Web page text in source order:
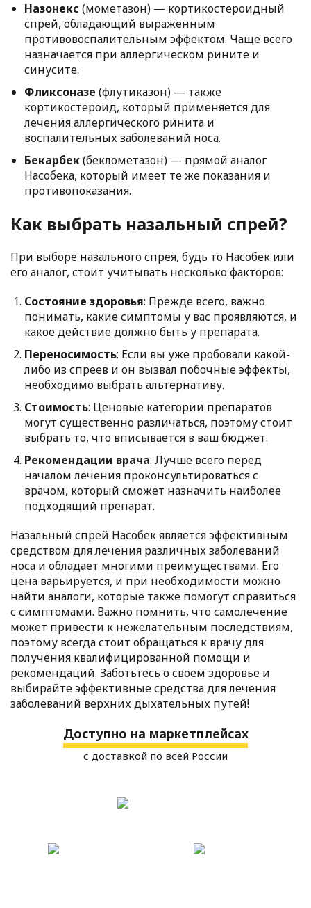
Назонекс(мометазон) — кортикостероидный
спрей, обладающий выраженным
противовоспалительным эффектом. Чаще всего
назначается при аллергическом рините и
синусите.
Фликсоназе (флутиказон) — также
кортикостероид, который применяется для
лечения аллергического ринита и
воспалительных заболеваний носа.
Бекарбек(беклометазон) — прямой аналог
Насобека, который имеет те же показания и
противопоказания.
Как выбрать назальный спрей?
При выборе назального спрея, будь то Насобек или
его аналог, стоит учитывать несколько факторов:
Состояние здоровья: Прежде всего, важно
понимать, какие симптомы у вас проявляются, и
какое действие должно быть у препарата.
Переносимость: Если вы уже пробовали какой-
либо из спреев и он вызвал побочные эффекты,
необходимо выбрать альтернативу.
Стоимость: Ценовые категории препаратов
могут существенно различаться, поэтому стоит
выбрать то, что вписывается в ваш бюджет.
Рекомендации врача: Лучше всего перед
началом лечения проконсультироваться с
врачом, который сможет назначить наиболее
подходящий препарат.
Назальный спрей Насобек является эффективным
средством для лечения различных заболеваний
носа и обладает многими преимуществами. Его
цена варьируется, и при необходимости можно
найти аналоги, которые также помогут справиться
с симптомами. Важно помнить, что самолечение
может привести к нежелательным последствиям,
поэтому всегда стоит обращаться к врачу для
получения квалифицированной помощи и
рекомендаций. Заботьтесь о своем здоровье и
выбирайте эффективные средства для лечения
заболеваний верхних дыхательных путей!
Доступно на маркетплейсах
с доставкой по всей России